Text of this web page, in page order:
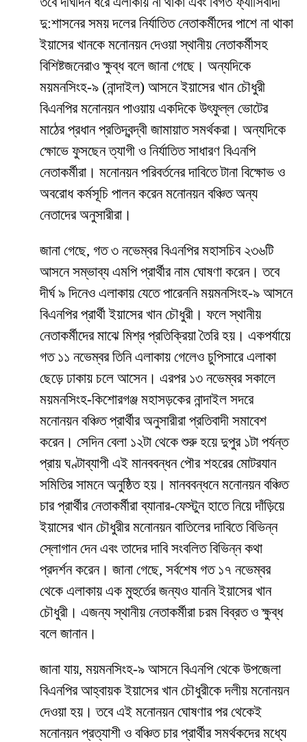
দু:শাসনের সময় দলের নির্যাতিত নেতাকর্মীদের পাশে না থাকা
ইয়াসের খানকে মনোনয়ন দেওয়া স্থানীয় নেতাকর্মীসহ
বিশিষ্টজনেরাও ক্ষুব্ধ বলে জানা গেছে। অন্যদিকে
ময়মনসিংহ-৯ (নান্দাইল) আসনে ইয়াসের খান চৌধুরী
বিএনপির মনোনয়ন পাওয়ায় একদিকে উৎফুল্ল ভোটের
মাঠের প্রধান প্রতিদ্বন্দ্বী জামায়াত সমর্থকরা। অন্যদিকে
ক্ষোভে ফুসছেন ত্যাগী ও নির্যাতিত সাধারণ বিএনপি
নেতাকর্মীরা। মনোনয়ন পরিবর্তনের দাবিতে টানা বিক্ষোভ ও
অবরোধ কর্মসূচি পালন করেন মনোনয়ন বঞ্চিত অন্য
নেতাদের অনুসারীরা।
জানা গেছে, গত ৩ নভেম্বর বিএনপির মহাসচিব ২৩৬টি
আসনে সম্ভাব্য এমপি প্রার্থীর নাম ঘোষণা করেন। তবে
দীর্ঘ ৯ দিনেও এলাকায় যেতে পারেননি ময়মনসিংহ-৯ আসনে
বিএনপির প্রার্থী ইয়াসের খান চৌধুরী। ফলে স্থানীয়
নেতাকর্মীদের মাঝে মিশ্র প্রতিক্রিয়া তৈরি হয়। একপর্যায়ে
গত ১১ নভেম্বর তিনি এলাকায় গেলেও চুপিসারে এলাকা
ছেড়ে ঢাকায় চলে আসেন। এরপর ১৩ নভেম্বর সকালে
ময়মনসিংহ-কিশোরগঞ্জ মহাসড়কের নান্দাইল সদরে
মনোনয়ন বঞ্চিত প্রার্থীর অনুসারীরা প্রতিবাদী সমাবেশ
করেন। সেদিন বেলা ১২টা থেকে শুরু হয়ে দুপুর ১টা পর্যন্ত
প্রায় ঘণ্টাব্যাপী এই মানববন্ধন পৌর শহরের মোটরযান
সমিতির সামনে অনুষ্ঠিত হয়। মানববন্ধনে মনোনয়ন বঞ্চিত
চার প্রার্থীর নেতাকর্মীরা ব্যানার-ফেস্টুন হাতে নিয়ে দাঁড়িয়ে
ইয়াসের খান চৌধুরীর মনোনয়ন বাতিলের দাবিতে বিভিন্ন
স্লোগান দেন এবং তাদের দাবি সংবলিত বিভিন্ন কথা
প্রদর্শন করেন। জানা গেছে, সর্বশেষ গত ১৭ নভেম্বর
থেকে এলাকায় এক মুহুর্তের জন্যও যাননি ইয়াসের খান
চৌধুরী। এজন্য স্থানীয় নেতাকর্মীরা চরম বিব্রত ও ক্ষুব্ধ
বলে জানান।
জানা যায়, ময়মনসিংহ-৯ আসনে বিএনপি থেকে উপজেলা
বিএনপির আহ্বায়ক ইয়াসের খান চৌধুরীকে দলীয় মনোনয়ন
দেওয়া হয়। তবে এই মনোনয়ন ঘোষণার পর থেকেই
মনোনয়ন প্রত্যাশী ও বঞ্চিত চার প্রার্থীর সমর্থকদের মধ্যে